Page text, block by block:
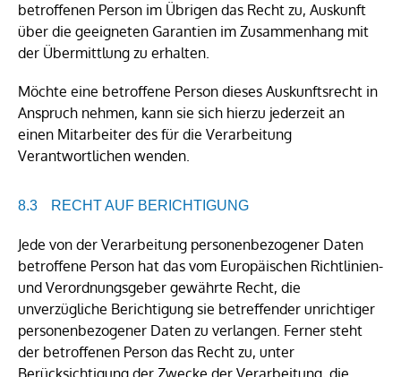
betroffenen Person im Übrigen das Recht zu, Auskunft
über die geeigneten Garantien im Zusammenhang mit
der Übermittlung zu erhalten.
Möchte eine betroffene Person dieses Auskunftsrecht in
Anspruch nehmen, kann sie sich hierzu jederzeit an
einen Mitarbeiter des für die Verarbeitung
Verantwortlichen wenden.
RECHT AUF BERICHTIGUNG
Jede von der Verarbeitung personenbezogener Daten
betroffene Person hat das vom Europäischen Richtlinien-
und Verordnungsgeber gewährte Recht, die
unverzügliche Berichtigung sie betreffender unrichtiger
personenbezogener Daten zu verlangen. Ferner steht
der betroffenen Person das Recht zu, unter
Berücksichtigung der Zwecke der Verarbeitung, die